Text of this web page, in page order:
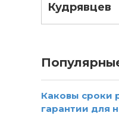
Кудрявцев
Каковы сроки
гарантии для